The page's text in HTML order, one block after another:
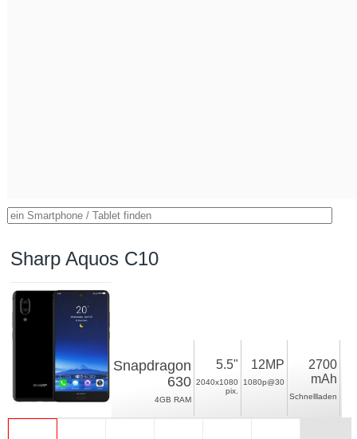
Sharp Aquos C10
Snapdragon
630
4GB RAM
5.5"
2040x1080
pix.
12MP
1080p@30
2700
mAh
Schnellladen